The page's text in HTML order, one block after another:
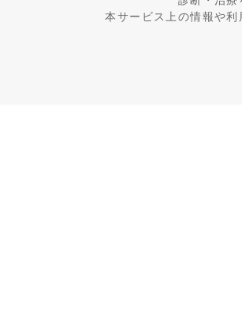
本サービス上の情報や